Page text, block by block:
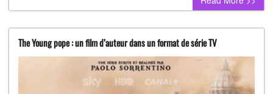
The Young pope : un film d’auteur dans un format de série TV